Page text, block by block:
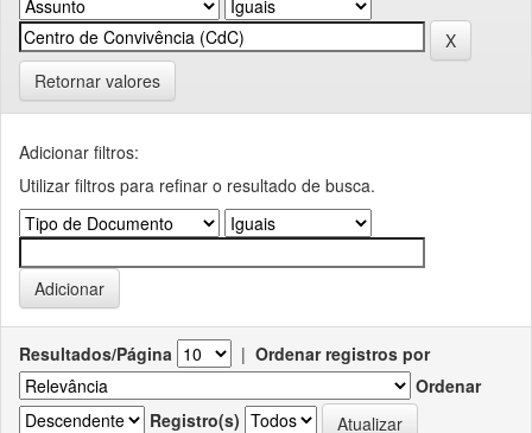
Retornar valores
Adicionar filtros:
Utilizar filtros para refinar o resultado de busca.
Resultados/Página | Ordenar registros por
Ordenar
Registro(s)